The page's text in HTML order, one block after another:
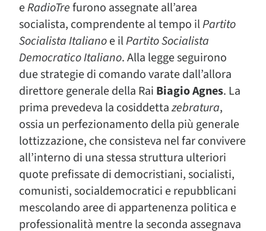
eRadioTrefurono assegnate all’area
socialista, comprendente al tempo ilPartito
Socialista Italianoe ilPartito Socialista
Democratico Italiano. Alla legge seguirono
due strategie di comando varate dall’allora
direttore generale della Rai Biagio Agnes. La
prima prevedeva la cosiddettazebratura,
ossia un perfezionamento della più generale
lottizzazione, che consisteva nel far convivere
all’interno di una stessa struttura ulteriori
quote prefissate di democristiani, socialisti,
comunisti, socialdemocratici e repubblicani
mescolando aree di appartenenza politica e
professionalità mentre la seconda assegnava